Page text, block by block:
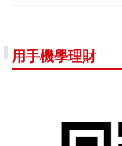
用手機學理財